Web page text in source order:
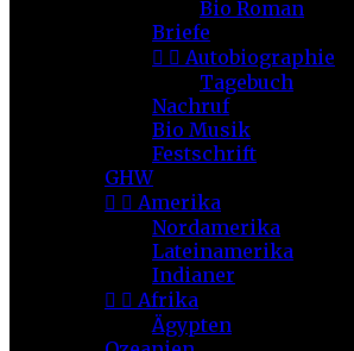
Bio Roman
Briefe
  Autobiographie
Tagebuch
Nachruf
Bio Musik
Festschrift
GHW
  Amerika
Nordamerika
Lateinamerika
Indianer
  Afrika
Ägypten